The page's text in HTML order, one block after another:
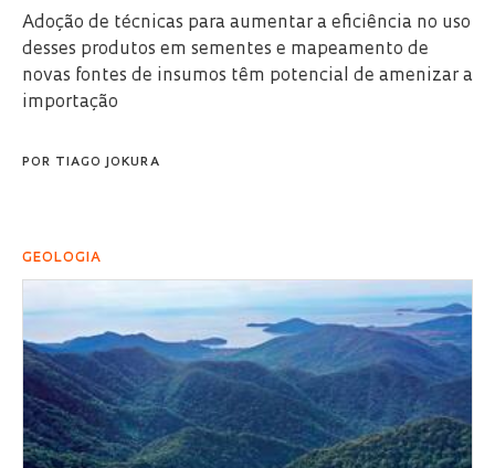
Adoção de técnicas para aumentar a eficiência no uso
desses produtos em sementes e mapeamento de
novas fontes de insumos têm potencial de amenizar a
importação
POR TIAGO JOKURA
GEOLOGIA